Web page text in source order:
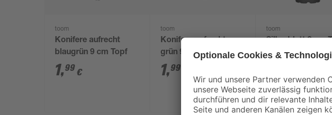
toom
Konifere aufrecht
blaugrün 9 cm Topf
1,99 €
toom
Konifere aufrecht
grün 9 cm Topf
1,99
toom